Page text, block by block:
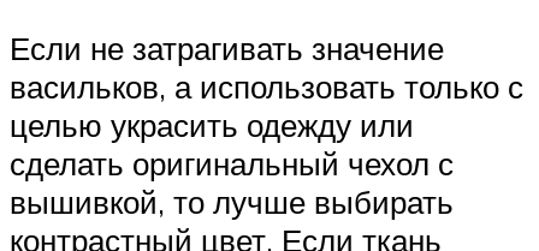
Если не затрагивать значение
васильков, а использовать только с
целью украсить одежду или
сделать оригинальный чехол с
вышивкой, то лучше выбирать
контрастный цвет. Если ткань